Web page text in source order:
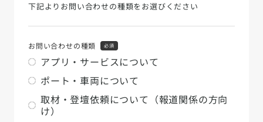
下記よりお問い合わせの種類をお選びください
お問い合わせの種類 必須
アプリ・サービスについて
ポート・車両について
取材・登壇依頼について（報道関係の方向
け）